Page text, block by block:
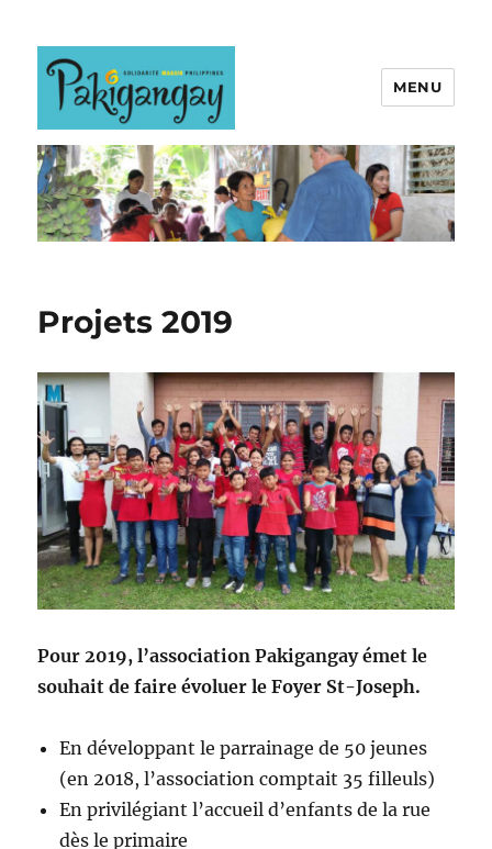
MENU
Projets 2019
Pour 2019, l’association Pakigangay émet le
souhait de faire évoluer le Foyer St-Joseph.
En développant le parrainage de 50 jeunes
(en 2018, l’association comptait 35 filleuls)
En privilégiant l’accueil d’enfants de la rue
dès le primaire